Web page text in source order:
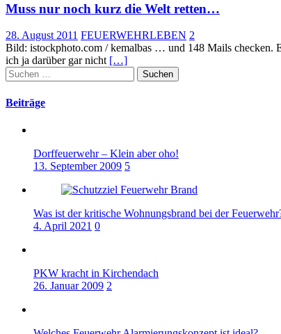
Muss nur noch kurz die Welt retten…
28. August 2011 FEUERWEHRLEBEN 2
Bild: istockphoto.com / kemalbas … und 148 Mails checken.
ich ja darüber gar nicht […]
Suchen
nach:
Beiträge
Dorffeuerwehr – Klein aber oho!
13. September 2009 5
Was ist der kritische Wohnungsbrand bei der
4. April 2021 0
PKW kracht in Kirchendach
26. Januar 2009 2